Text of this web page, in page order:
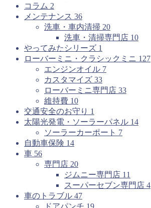
コラム 2
メンテナンス 36
洗車・車内清掃 20
洗車・清掃専門店 10
やってみたシリーズ 1
ローバーミニ・クラシックミニ 127
エンジンオイル 7
カスタマイズ 33
ローバーミニ専門店 33
維持費 10
交通安全のお守り 1
太陽光発電・ソーラーパネル 14
ソーラーカーポート 7
自動車保険 14
車 56
専門店 20
ジムニー専門店 11
スーパーセブン専門店 4
車のトラブル 47
ドアパンチ 19